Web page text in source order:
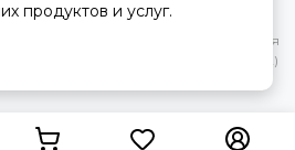
товаров и услуг, носит
и ни при каких условиях не является
положениями Статьи 437(2)
продуктов и услуг.